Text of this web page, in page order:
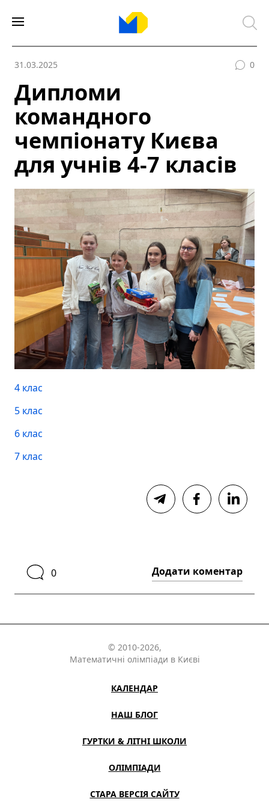
31.03.2025 0
Дипломи
командного
чемпіонату Києва
для учнів 4-7 класів
4 клас
5 клас
6 клас
7 клас
0 Додати коментар
© 2010-2026,
Математичні олімпіади в Києві
КАЛЕНДАР
НАШ БЛОГ
ГУРТКИ & ЛІТНІ ШКОЛИ
ОЛІМПІАДИ
СТАРА ВЕРСІЯ САЙТУ